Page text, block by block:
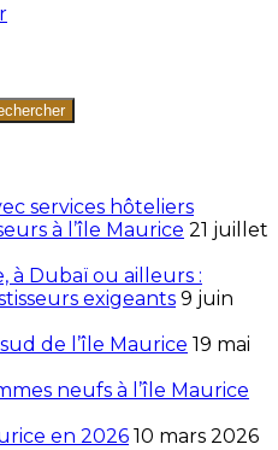
services hôteliers
à l’île Maurice 21 juillet
à Dubaï ou ailleurs :
exigeants 9 juin
de l’île Maurice 19 mai
neufs à l’île Maurice
en 2026 10 mars 2026